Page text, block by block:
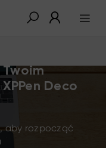
Twoim
Deco
aby rozpocząć